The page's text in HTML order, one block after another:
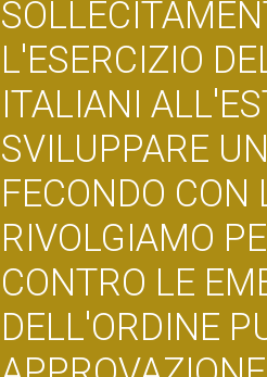
L'ESERCIZIO
ITALIANI
SVILUPPARE
FECONDO
RIVOLGIAMO
CONTRO LE
DELL'ORDINE